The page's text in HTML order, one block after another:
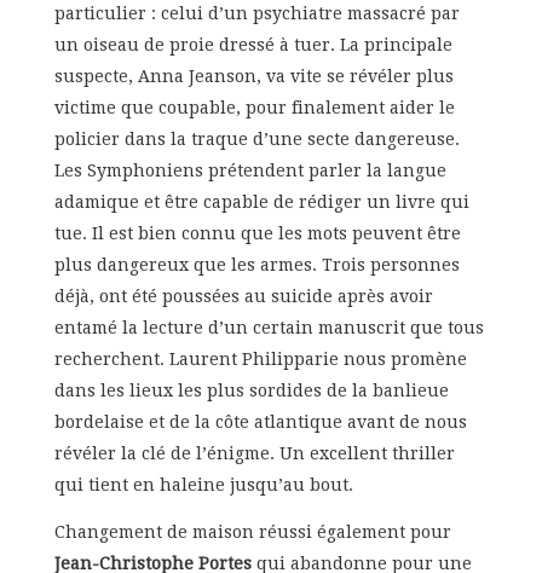
particulier : celui d’un psychiatre massacré par
un oiseau de proie dressé à tuer. La principale
suspecte, Anna Jeanson, va vite se révéler plus
victime que coupable, pour finalement aider le
policier dans la traque d’une secte dangereuse.
Les Symphoniens prétendent parler la langue
adamique et être capable de rédiger un livre qui
tue. Il est bien connu que les mots peuvent être
plus dangereux que les armes. Trois personnes
déjà, ont été poussées au suicide après avoir
entamé la lecture d’un certain manuscrit que tous
recherchent. Laurent Philipparie nous promène
dans les lieux les plus sordides de la banlieue
bordelaise et de la côte atlantique avant de nous
révéler la clé de l’énigme. Un excellent thriller
qui tient en haleine jusqu’au bout.
Changement de maison réussi également pour
Jean-Christophe Portesqui abandonne pour une